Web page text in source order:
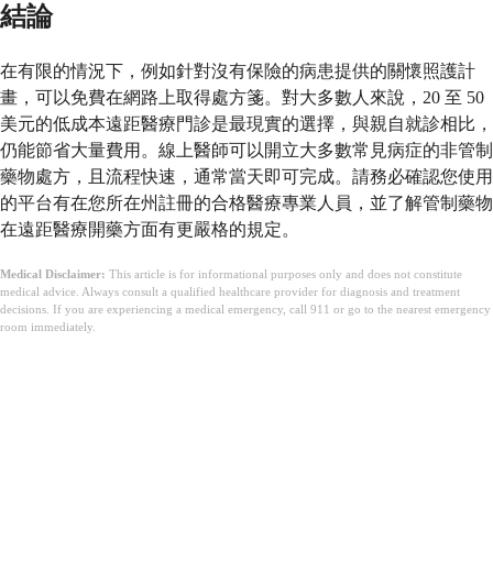
結論
在有限的情況下，例如針對沒有保險的病患提供的關懷照護計
畫，可以免費在網路上取得處方箋。對大多數人來說，20 至 50
美元的低成本遠距醫療門診是最現實的選擇，與親自就診相比，
仍能節省大量費用。線上醫師可以開立大多數常見病症的非管制
藥物處方，且流程快速，通常當天即可完成。請務必確認您使用
的平台有在您所在州註冊的合格醫療專業人員，並了解管制藥物
在遠距醫療開藥方面有更嚴格的規定。
Medical Disclaimer: This article is for informational purposes only and does not constitute
medical advice. Always consult a qualified healthcare provider for diagnosis and treatment
decisions. If you are experiencing a medical emergency, call 911 or go to the nearest emergency
room immediately.